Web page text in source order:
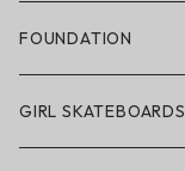
帽子
サングラス
FOUNDATION
GIRL SKATEBOARDS